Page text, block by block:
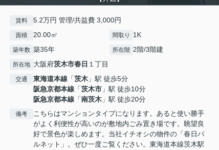
賃料 5.2万円 管理/共益費 3,000円
面積 20.00㎡ 間取り 1K
築年数 築35年 所在階 2階/3階建
所在地 大阪府茨木市春日 １丁目
交通 東海道本線 「茨木 」駅 徒歩5分
阪急京都本線 「茨木市 」駅 徒歩10分
阪急京都本線 「南茨木 」駅 徒歩20分
備考
こちらはマンションタイプになります。あると使い勝手
がよく利便性が高いのが敷地内ごみ置き場です。眺望良
好で景色が楽しめます。当社イチオシの物件の「春日パ
ルネット」。ぜひ一度ご覧ください。東海道本線茨木駅